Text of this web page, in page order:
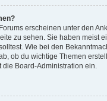
erscheinen unter den
zu sehen. Sie haben meist
Wie bei den
ob du wichtige Themen
Board-Administration ein.